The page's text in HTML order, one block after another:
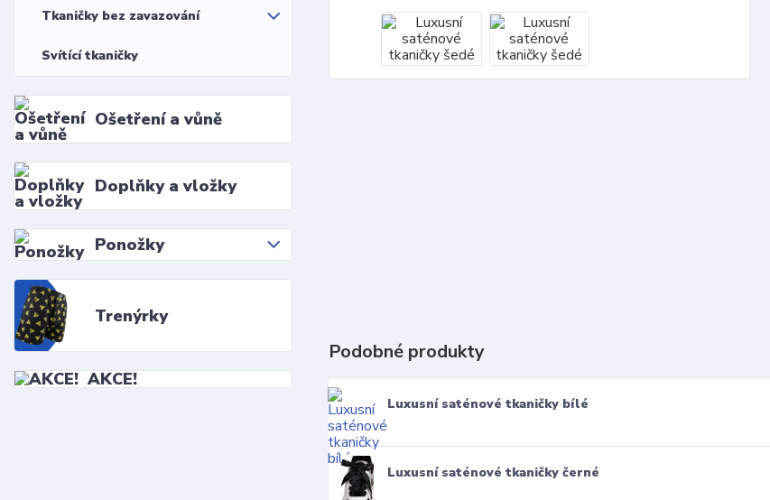
Tkaničky bez zavazování
Svítící tkaničky
Ošetření a vůně
Doplňky a vložky
Ponožky
Trenýrky
AKCE!
Podobné produkty
Luxusní saténové tkaničky bílé
Luxusní saténové tkaničky černé